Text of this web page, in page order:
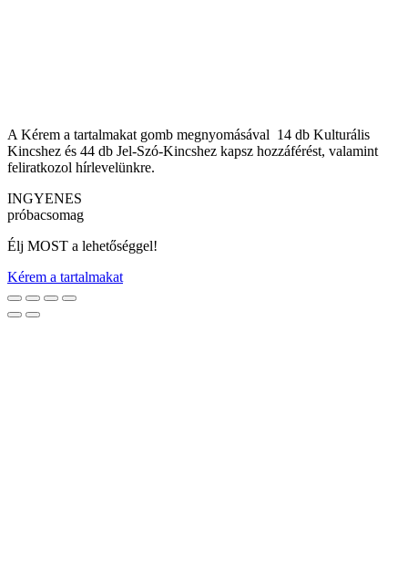
A Kérem a tartalmakat gomb megnyomásával 14 db Kulturális
Kincshez és 44 db Jel-Szó-Kincshez kapsz hozzáférést, valamint
feliratkozol hírlevelünkre.
INGYENES
próbacsomag
Élj MOST a lehetőséggel!
Kérem a tartalmakat